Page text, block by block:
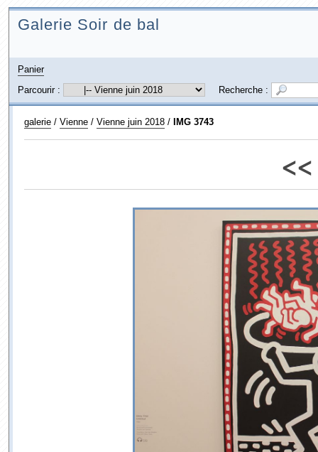
Galerie Soir de bal
Panier
Parcourir :
Recherche :
galerie/ Vienne/ Vienne juin 2018/ IMG 3743
<<